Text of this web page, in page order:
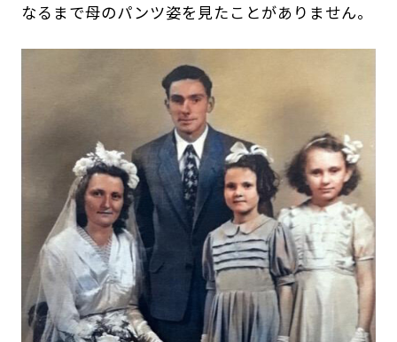
なるまで母のパンツ姿を見たことがありません。